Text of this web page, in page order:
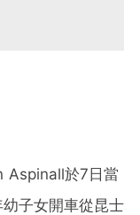
Aspinall於7日當
子女開車從昆士